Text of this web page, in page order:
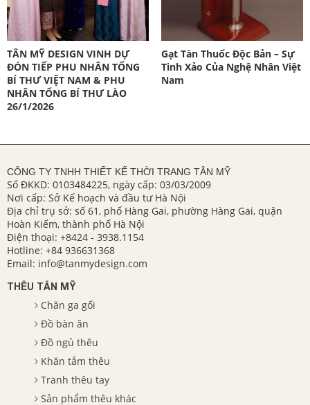
TÂN MỸ DESIGN VINH DỰ
ĐÓN TIẾP PHU NHÂN TỔNG
BÍ THƯ VIỆT NAM & PHU
NHÂN TỔNG BÍ THƯ LÀO
26/1/2026
Gạt Tàn Thuốc Độc Bản – Sự
Tinh Xảo Của Nghệ Nhân Việt
Nam
CÔNG TY TNHH THIẾT KẾ THỜI TRANG TÂN MỸ
Số ĐKKD: 0103484225, ngày cấp: 03/03/2009
Nơi cấp: Sở Kế hoạch và đầu tư Hà Nội
Địa chỉ trụ sở: số 61, phố Hàng Gai, phường Hàng Gai, quận
Hoàn Kiếm, thành phố Hà Nội
Điện thoại: +8424 - 3938.1154
Hotline: +84 936631368
Email: info@tanmydesign.com
THÊU TÂN MỸ
Chăn ga gối
Đồ bàn ăn
Đồ ngủ thêu
Khăn tắm thêu
Tranh thêu tay
Sản phẩm thêu khác